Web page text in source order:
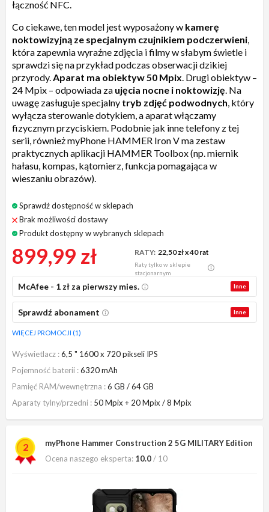
łączność NFC.
Co ciekawe, ten model jest wyposażony w kamerę
noktowizyjną ze specjalnym czujnikiem podczerwieni,
która zapewnia wyraźne zdjęcia i filmy w słabym świetle i
sprawdzi się na przykład podczas obserwacji dzikiej
przyrody.Aparat ma obiektyw 50 Mpix. Drugi obiektyw –
24 Mpix – odpowiada za ujęcia nocne i noktowizję. Na
uwagę zasługuje specjalny tryb zdjęć podwodnych, który
wyłącza sterowanie dotykiem, a aparat włączamy
fizycznym przyciskiem. Podobnie jak inne telefony z tej
serii, również myPhone HAMMER Iron V ma zestaw
praktycznych aplikacji HAMMER Toolbox (np. miernik
hałasu, kompas, kątomierz, funkcja pomagająca w
wieszaniu obrazów).
Sprawdź dostępność w sklepach
Brak możliwości dostawy
Produkt dostępny w wybranych sklepach
899,99 zł RATY: 22,50 złx 40 rat
Raty tylko w sklepie
stacjonarnym
Inne
McAfee - 1 zł za pierwszy mies.
Inne
Sprawdź abonament
WIĘCEJ PROMOCJI (1)
Wyświetlacz 6,5 " 1600 x 720 pikseli IPS
Pojemność baterii 6320 mAh
Pamięć RAM/wewnętrzna
6 GB / 64 GB
Aparaty tylny/przedni
50 Mpix + 20 Mpix / 8 Mpix
2
myPhone Hammer Construction 2 5G MILITARY Edition
Ocena naszego eksperta: 10.0/ 10